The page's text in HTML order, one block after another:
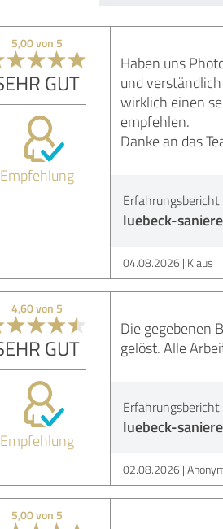
5,00 von 5
GUT
Empfehlung
Haben uns
und
wirklich einen
empfehlen.
Danke an das
luebeck-
04.08.2026 Klaus
4,60 von 5
GUT
Empfehlung
Die gegebenen
gelöst. Alle
luebeck-
02.08.2026
5,00 von 5